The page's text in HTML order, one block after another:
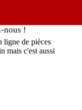
nous !
ligne de pièces
mais c'est aussi